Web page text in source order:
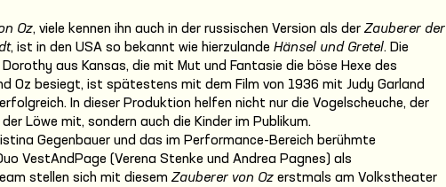
Oz, viele kennen ihn auch in der russischen Version als der Zauberer der
, ist in den USA so bekannt wie hierzulande Hänsel und Gretel. Die
aus Kansas, die mit Mut und Fantasie die böse Hexe des
Oz besiegt, ist spätestens mit dem Film von 1936 mit Judy Garland
In dieser Produktion helfen nicht nur die Vogelscheuche, der
Löwe mit, sondern auch die Kinder im Publikum.
Gegenbauer und das im Performance-Bereich berühmte
VestAndPage (Verena Stenke und Andrea Pagnes) als
stellen sich mit diesem Zauberer von Oz erstmals am Volkstheater